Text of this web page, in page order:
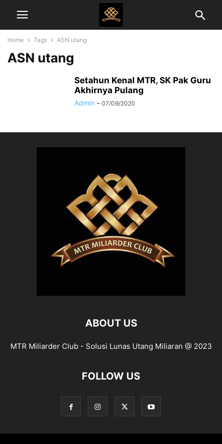
Home Tags ASN utang
ASN utang
Setahun Kenal MTR, SK Pak Guru
Akhirnya Pulang
Admin - 07/09/2020
ABOUT US
MTR Miliarder Club - Solusi Lunas Utang Miliaran @ 2023
FOLLOW US